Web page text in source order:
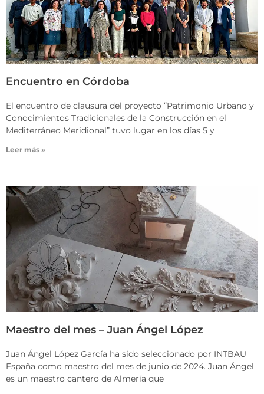
Encuentro en Córdoba
El encuentro de clausura del proyecto “Patrimonio Urbano y
Conocimientos Tradicionales de la Construcción en el
Mediterráneo Meridional” tuvo lugar en los días 5 y
Leer más »
Maestro del mes – Juan Ángel López
Juan Ángel López García ha sido seleccionado por INTBAU
España como maestro del mes de junio de 2024. Juan Ángel
es un maestro cantero de Almería que